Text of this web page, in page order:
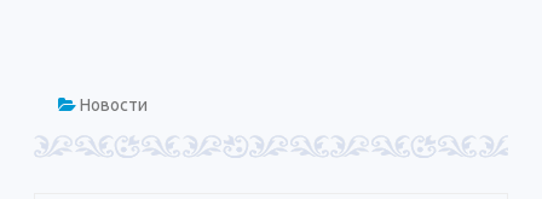
Новости